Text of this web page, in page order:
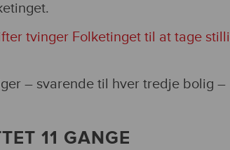
tvinger Folketinget til at tage
– svarende til hver tredje bolig –
11 GANGE